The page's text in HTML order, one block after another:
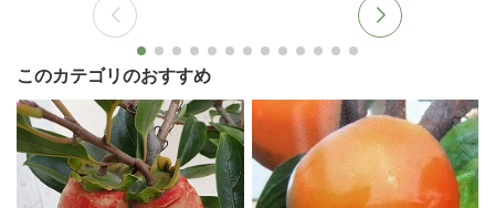
このカテゴリのおすすめ